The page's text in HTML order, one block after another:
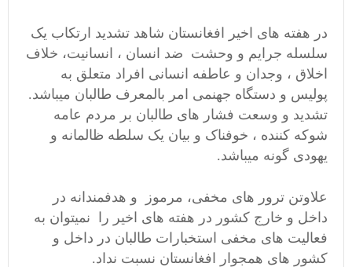
در هفته های اخیر افغانستان شاهد تشدید ارتکاب یک
سلسله جرایم و وحشت ضد انسان ، انسانیت، خلاف
اخلاق ، وجدان و عاطفه انسانی افراد متعلق به
پولیس و دستگاه جهنمی امر بالمعرف طالبان میباشد.
تشدید و وسعت فشار های طالبان بر مردم عامه
شوکه کننده ، خوفناک و بیان یک سلطه ظالمانه و
یهودی گونه میباشد.
علاوتن ترور های مخفی، مرموز و هدفمندانه در
داخل و خارج کشور در هفته های اخیر را نمیتوان به
فعالیت های مخفی استخبارات طالبان در داخل و
کشور های همجوار افغانستان نسبت نداد.